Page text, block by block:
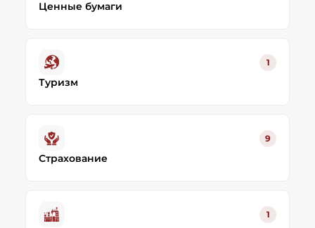
Ценные бумаги
1
Туризм
9
Страхование
1